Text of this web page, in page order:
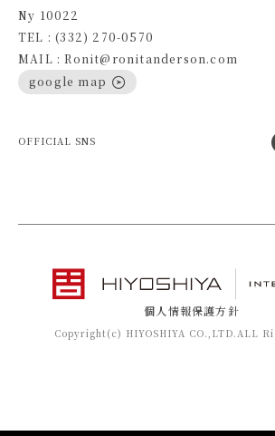
Ny 10022
TEL : (332) 270-0570
MAIL : Ronit@ronitanderson.com
google map
OFFICIAL SNS
個人情報保護方針
Copyright(c) HIYOSHIYA CO.,LTD.ALL